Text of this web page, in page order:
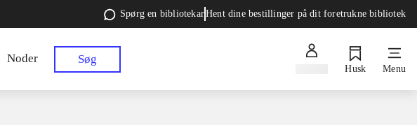
Spørg en bibliotekarHent dine bestillinger på dit foretrukne bibliotek
Noder Søg
Husk Menu